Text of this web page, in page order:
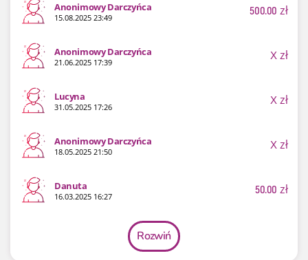
Anonimowy Darczyńca
15.08.2025 23:49 500.00 zł
Anonimowy Darczyńca
21.06.2025 17:39 Xzł
Lucyna
31.05.2025 17:26 Xzł
Anonimowy Darczyńca
18.05.2025 21:50 Xzł
Danuta
16.03.2025 16:27 50.00 zł
Rozwiń